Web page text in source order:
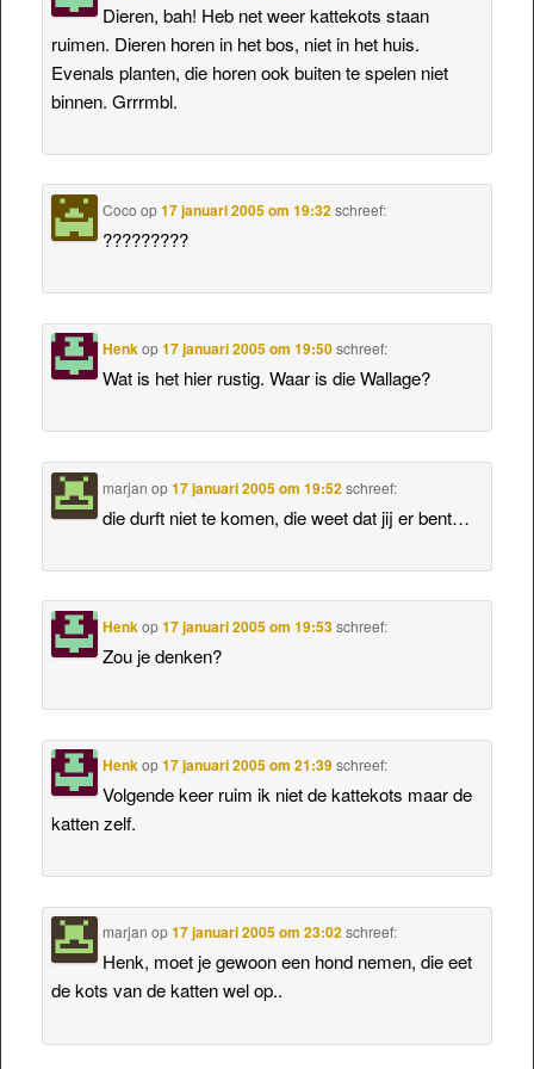
Dieren, bah! Heb net weer kattekots staan
ruimen. Dieren horen in het bos, niet in het huis.
Evenals planten, die horen ook buiten te spelen niet
binnen. Grrrmbl.
Coco op17 januari 2005 om 19:32 schreef:
?????????
Henkop17 januari 2005 om 19:50 schreef:
Wat is het hier rustig. Waar is die Wallage?
marjan op17 januari 2005 om 19:52 schreef:
die durft niet te komen, die weet dat jij er bent…
Henkop17 januari 2005 om 19:53 schreef:
Zou je denken?
Henkop17 januari 2005 om 21:39 schreef:
Volgende keer ruim ik niet de kattekots maar de
katten zelf.
marjan op17 januari 2005 om 23:02 schreef:
Henk, moet je gewoon een hond nemen, die eet
de kots van de katten wel op..